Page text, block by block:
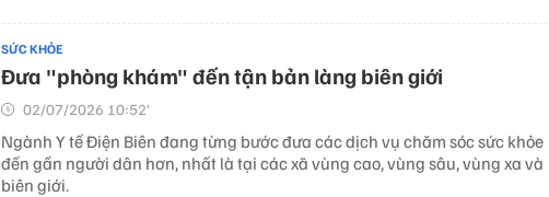
SỨC KHỎE
Đưa "phòng khám" đến tận bản làng biên giới
02/07/2026 10:52’
Ngành Y tế Điện Biên đang từng bước đưa các dịch vụ chăm sóc sức khỏe
đến gần người dân hơn, nhất là tại các xã vùng cao, vùng sâu, vùng xa và
biên giới.